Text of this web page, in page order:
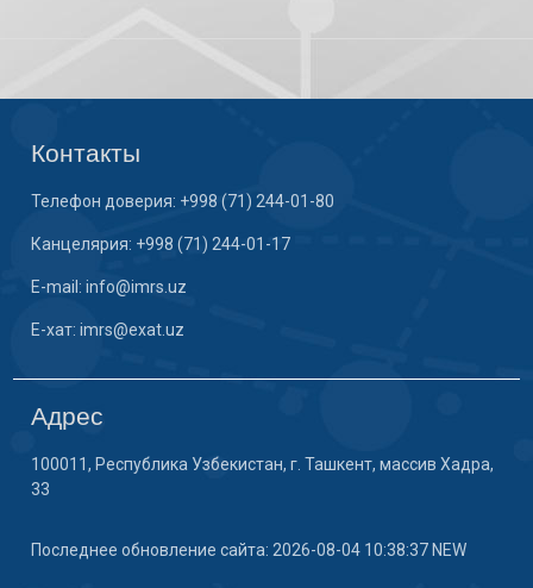
Контакты
Телефон доверия: +998 (71) 244-01-80
Канцелярия: +998 (71) 244-01-17
E-mail: info@imrs.uz
E-хат: imrs@exat.uz
Адрес
100011, Республика Узбекистан, г. Ташкент, массив Хадра,
33
Последнее обновление сайта: 2026-08-04 10:38:37 NEW